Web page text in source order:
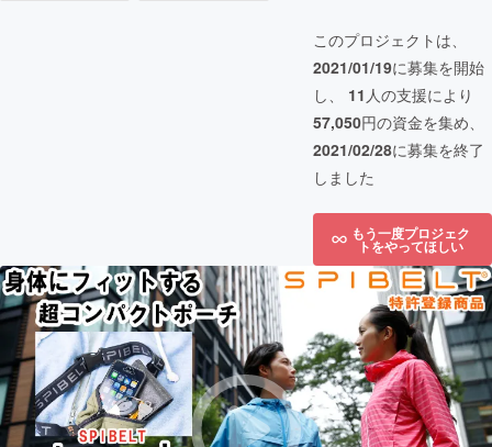
このプロジェクトは、
2021/01/19に募集を開始
し、 11 人の支援により
57,050円の資金を集め、
2021/02/28に募集を終了
しました
もう一度プロジェク
トをやってほしい